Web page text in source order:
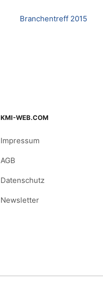
Branchentreff 2015
KMI-WEB.COM
Impressum
AGB
Datenschutz
Newsletter